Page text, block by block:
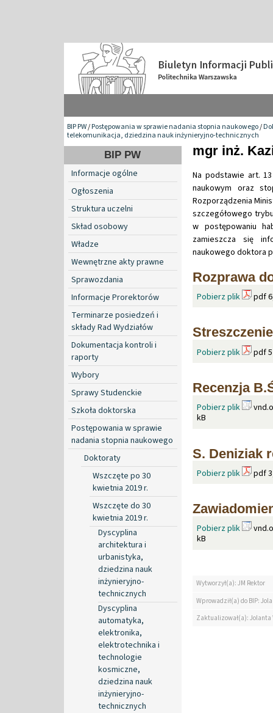
BIP PW/Postępowania w sprawie nadania stopnia naukowego/
telekomunikacja, dziedzina nauk inżynieryjno-technicznych
BIP PW
Informacje ogólne
Ogłoszenia
Struktura uczelni
Skład osobowy
Władze
Wewnętrzne akty prawne
Sprawozdania
Informacje Prorektorów
Terminarze posiedzeń i
składy Rad Wydziałów
Dokumentacja kontroli i
raporty
Wybory
Sprawy Studenckie
Szkoła doktorska
Postępowania w sprawie
nadania stopnia naukowego
Doktoraty
Wszczęte po 30
kwietnia 2019 r.
Wszczęte do 30
kwietnia 2019 r.
Dyscyplina
architektura i
urbanistyka,
dziedzina nauk
inżynieryjno-
technicznych
Dyscyplina
automatyka,
elektronika,
elektrotechnika i
technologie
kosmiczne,
dziedzina nauk
inżynieryjno-
technicznych
mgr inż.
Na podstawie art.
naukowym oraz
Rozporządzenia
szczegółowego
w postępowaniu
zamieszcza się
naukowego doktora
Rozprawa
Pobierz plik pdf
Streszczenie
Pobierz plik pdf
Recenzja
Pobierz plik
kB
S. Deniziak
Pobierz plik pdf
Pobierz plik
kB
Wytworzył(a): JM Rektor
Wprowadził(a) do BIP:
Zaktualizował(a): Jolanta